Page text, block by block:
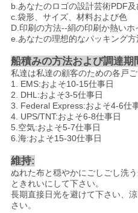
b.あなたのロゴの設計芸術PDF
c.袋形、サイズ、材料および色
D.印刷の方法--絹の印刷か熱いホ
e.あなたの理想的なパッキング方
船積みの方法および調達期
私達は私達の顧客のための各戸
1. EMS:およそ10-15仕事日
2. DHL:およそ3-5仕事日
3. Federal Express:およそ4-6仕
4. UPS/TNT:およそ6-8仕事日
5.空気:およそ5-7仕事日
6.海:およそ15-30仕事日
維持:
ぬれた布と穏やかにごしごし洗
ときれいにして下さい。
長期直接日光を避けて下さい、
さい。